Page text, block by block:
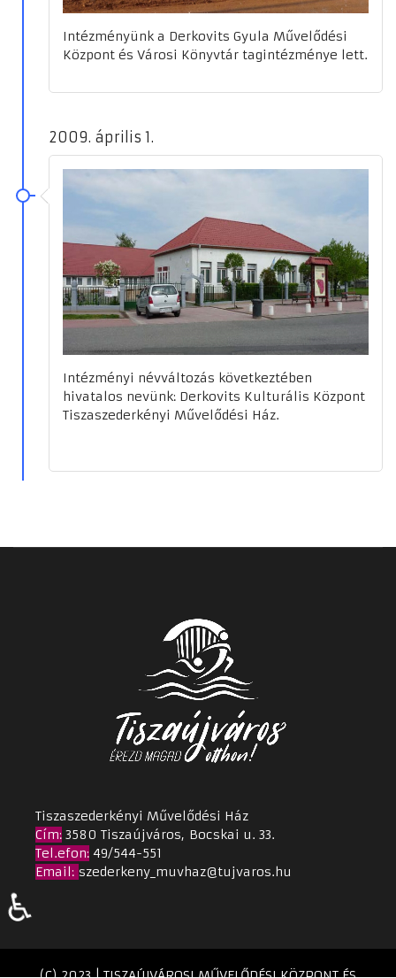
Intézményünk a Derkovits Gyula Művelődési
Központ és Városi Könyvtár tagintézménye lett.
2009. április 1.
Intézményi névváltozás következtében
hivatalos nevünk: Derkovits Kulturális Központ
Tiszaszederkényi Művelődési Ház.
Tiszaszederkényi Művelődési Ház
Cím: 3580 Tiszaújváros, Bocskai u. 33.
Tel.efon: 49/544-551
Email : szederkeny_muvhaz@tujvaros.hu